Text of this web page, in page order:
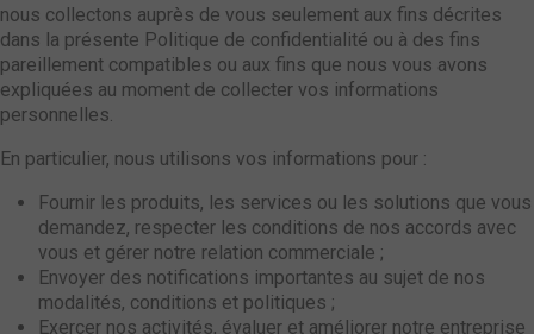
nous collectons auprès de vous seulement aux fins décrites
dans la présente Politique de confidentialité ou à des fins
pareillement compatibles ou aux fins que nous vous avons
expliquées au moment de collecter vos informations
personnelles.
En particulier, nous utilisons vos informations pour :
Fournir les produits, les services ou les solutions que vous
demandez, respecter les conditions de nos accords avec
vous et gérer notre relation commerciale ;
Envoyer des notifications importantes au sujet de nos
modalités, conditions et politiques ;
Exercer nos activités, évaluer et améliorer notre entreprise